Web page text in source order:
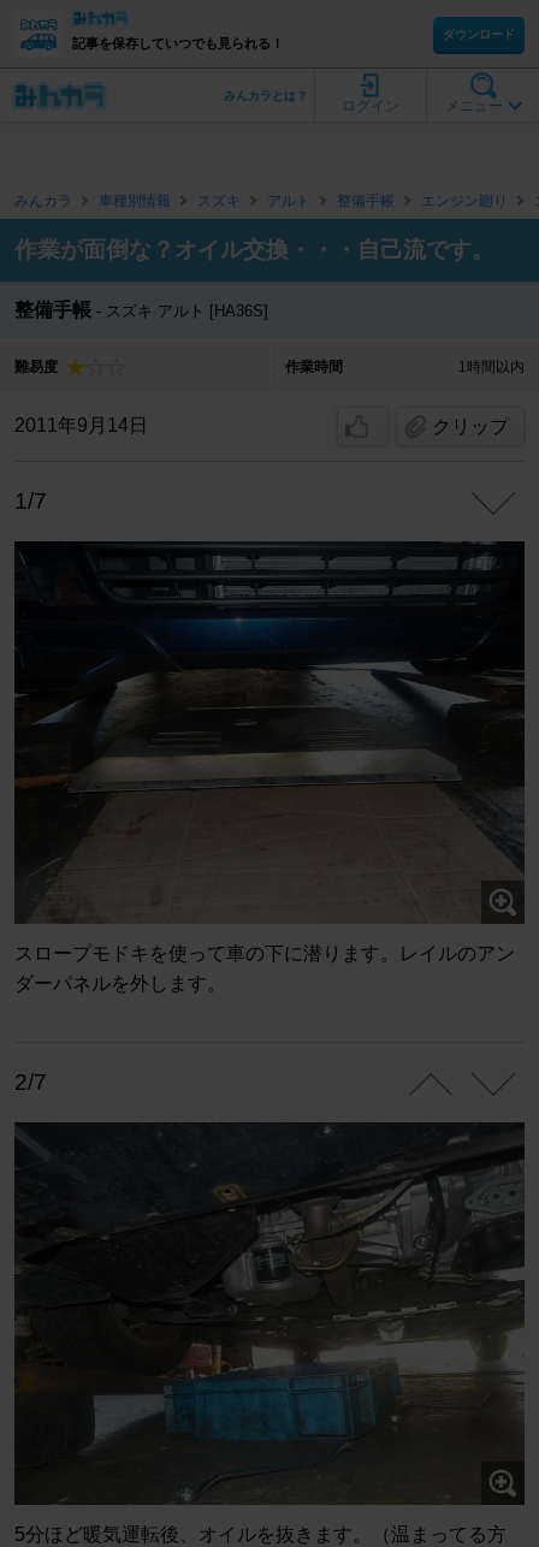
記事を保存していつでも見られる！
ダウンロード
メニュー
ログイン
みんカラとは？
みんカラ 車種別情報 スズキ アルト 整備手帳 エンジン廻り
作業が面倒な？オイル交換・・・自己流です。
整備手帳 スズキ アルト [HA36S]
難易度 作業時間 1時間以内
2011年9月14日 クリップ
1/7
スロープモドキを使って車の下に潜ります。レイルのアン
ダーパネルを外します。
2/7
5分ほど暖気運転後、オイルを抜きます。（温まってる方